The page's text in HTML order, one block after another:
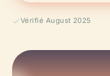
Vérifié August 2025